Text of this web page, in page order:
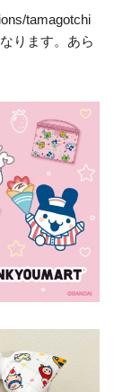
tamagotchi
ります。あら